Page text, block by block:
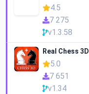
4.5
7 275
v1.3.58
Real Chess 3D
5.0
7 651
v1.34